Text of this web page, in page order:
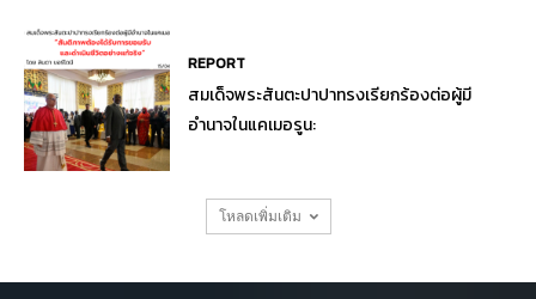
REPORT
สมเด็จพระสันตะปาปาทรงเรียกร้องต่อผู้มี
อำนาจในแคเมอรูน:
โหลดเพิ่มเติม